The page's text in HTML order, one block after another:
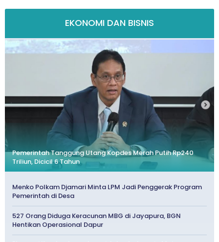
EKONOMI DAN BISNIS
Pemerintah Tanggung Utang Kopdes Merah Putih Rp240
Triliun, Dicicil 6 Tahun
Menko Polkam Djamari Minta LPM Jadi Penggerak Program
Pemerintah di Desa
527 Orang Diduga Keracunan MBG di Jayapura, BGN
Hentikan Operasional Dapur